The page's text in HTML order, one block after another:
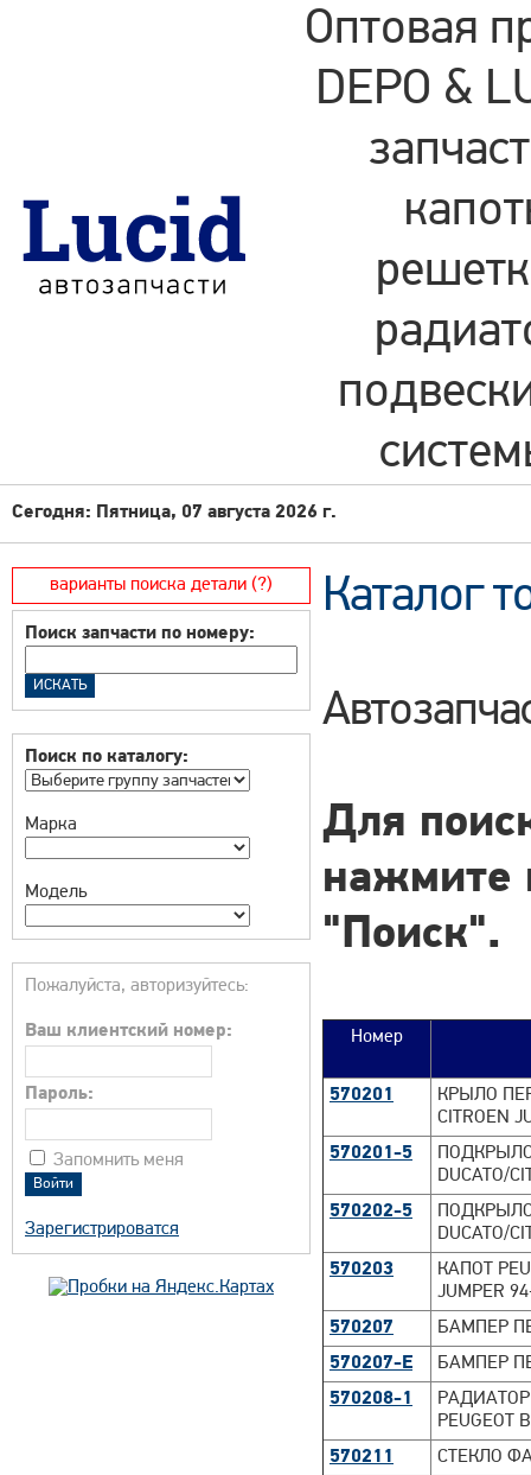
Оптовая
DEPO &
Сегодня: Пятница, 07 августа 2026 г.
варианты поиска детали (?)
Поиск запчасти по номеру:
Поиск по каталогу:
Марка
Модель
Пожалуйста, авторизуйтесь:
Ваш клиентский номер:
Пароль:
Запомнить меня
Зарегистрироватся
Каталог
Для
нажмите
"Поиск".
Номер
570201
КРЫЛО
CITROEN
570201-5
DUCATO/
570202-5
DUCATO/
570203
КАПОТ
JUMPER
570207
БАМПЕР
570207-E
БАМПЕР
570208-1
РАДИАТОР
PEUGEOT
570211
СТЕКЛО